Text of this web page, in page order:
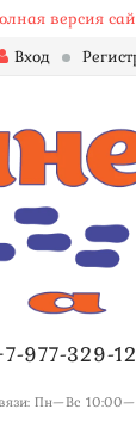
версия
Вход
977-329-
Пн—Вс